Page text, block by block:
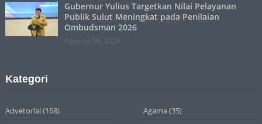
Gubernur Yulius Targetkan Nilai Pelayanan
Publik Sulut Meningkat pada Penilaian
Ombudsman 2026
Agustus 04, 2026
Kategori
Advetorial (168) Agama (35)